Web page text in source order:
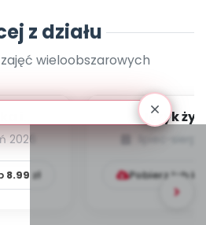
z działu
wieloobszarowych
i
2026
8.99 zł
Język
Pobierz lub